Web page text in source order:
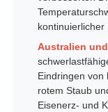
kontinuierlicher
Australien
Eindringen von
rotem Staub
Eisenerz- und